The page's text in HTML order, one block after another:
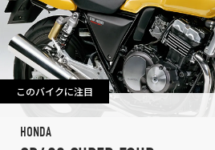
このバイクに注目
HONDA